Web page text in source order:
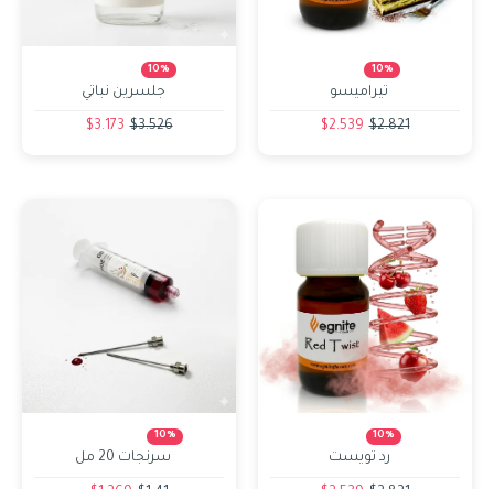
10%
تيراميسو
$2.821
$2.539
10%
جلسرين نباتي
$3.526
$3.173
10%
رد تويست
10%
سرنجات 20 مل